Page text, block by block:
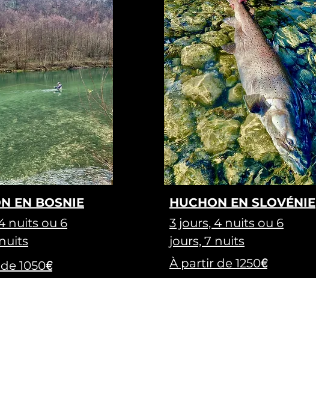
EN BOSNIE
nuits ou 6
1050€
HUCHON EN SLOVÉNIE
À partir de 1250€
3 jours, 4 nuits ou 6
jours, 7 nuits